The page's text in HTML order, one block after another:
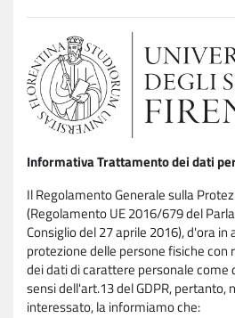
Informativa Trattamento dei dati
Il Regolamento Generale sulla
(Regolamento UE 2016/679 del
Consiglio del 27 aprile 2016), d'ora in
protezione delle persone fisiche
dei dati di carattere personale
sensi dell'art.13 del GDPR, pertanto,
interessato, la informiamo che: